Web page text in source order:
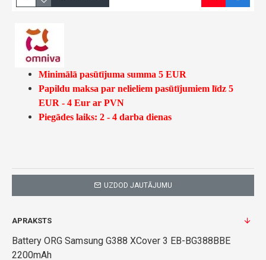
Minimālā pasūtījuma summa 5 EUR
Papildu maksa par nelieliem pasūtījumiem līdz 5
EUR - 4 Eur ar PVN
Piegādes laiks: 2 - 4 darba dienas
UZDOD JAUTĀJUMU
APRAKSTS
Battery ORG Samsung G388 XCover 3 EB-BG388BBE
2200mAh